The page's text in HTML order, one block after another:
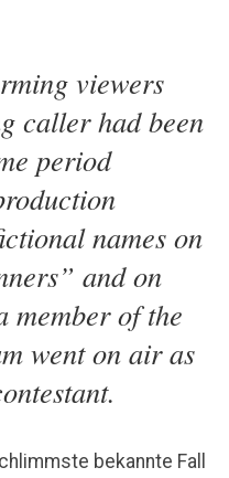
viewers
caller had been
period
names on
and on
member of the
went on air as
bekannte Fall